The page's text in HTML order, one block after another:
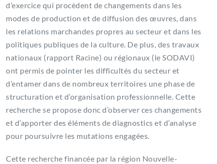
d’exercice qui procèdent de changements dans les
modes de production et de diffusion des œuvres, dans
les relations marchandes propres au secteur et dans les
politiques publiques de la culture. De plus, des travaux
nationaux (rapport Racine) ou régionaux (le SODAVI)
ont permis de pointer les difficultés du secteur et
d’entamer dans de nombreux territoires une phase de
structuration et d’organisation professionnelle. Cette
recherche se propose donc d’observer ces changements
et d’apporter des éléments de diagnostics et d’analyse
pour poursuivre les mutations engagées.
Cette recherche financée par la région Nouvelle-